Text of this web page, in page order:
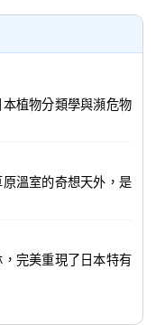
植物分類學與瀕危物
溫室的奇想天外，是
完美重現了日本特有